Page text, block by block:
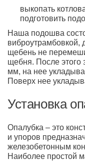
выкопать
подготовить
Наша подошва
виброутрамбовкой,
щебень не
щебня. После этого
мм, на нее
Поверх нее
Установка
Опалубка – это
и упоров
железобетонным
Наиболее простой